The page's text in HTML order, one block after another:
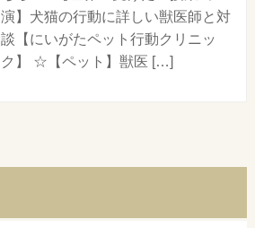
演】犬猫の行動に詳しい獣医師と対
談【にいがたペット行動クリニッ
ク】 ☆【ペット】獣医 […]